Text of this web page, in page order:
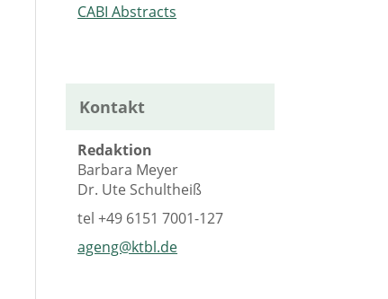
CABI Abstracts
Kontakt
Redaktion
Barbara Meyer
Dr. Ute Schultheiß
tel+49 6151 7001-127
ageng@ktbl.de